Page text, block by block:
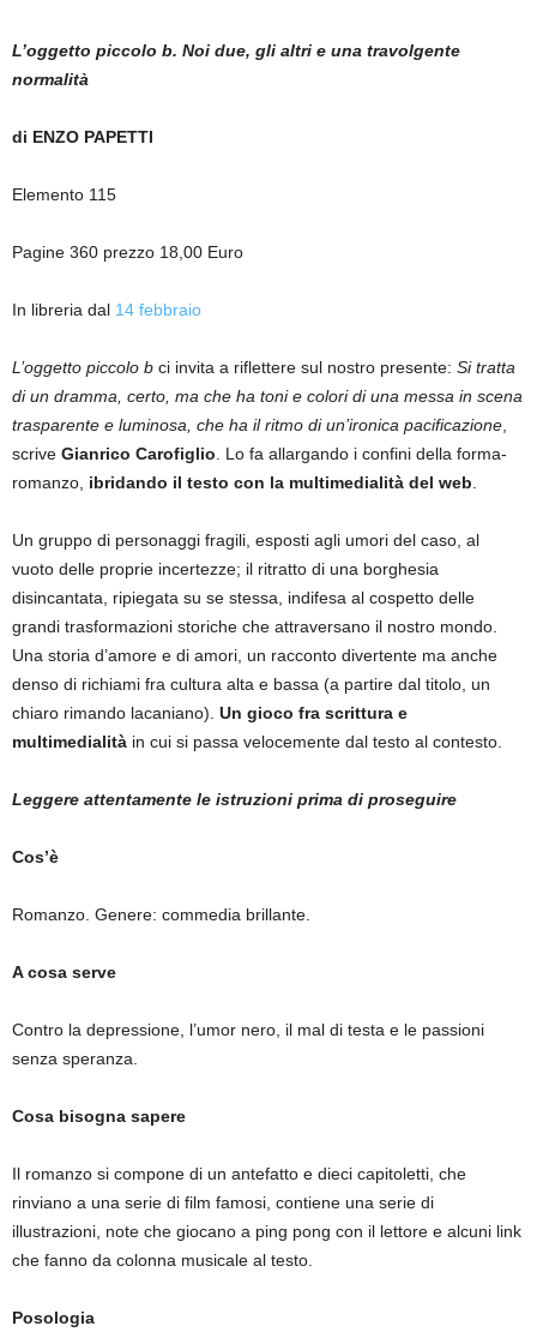
L’oggetto piccolo b. Noi due, gli altri e una travolgente
normalità
di ENZO PAPETTI
Elemento 115
Pagine 360 prezzo 18,00 Euro
In libreria dal 14 febbraio
L’oggetto piccolo b ci invita a riflettere sul nostro presente: Si tratta
di un dramma, certo, ma che ha toni e colori di una messa in scena
trasparente e luminosa, che ha il ritmo di un’ironica pacificazione
scrive Gianrico Carofiglio . Lo fa allargando i confini della forma-
romanzo, ibridando il testo con la multimedialità del web
Un gruppo di personaggi fragili, esposti agli umori del caso, al
vuoto delle proprie incertezze; il ritratto di una borghesia
disincantata, ripiegata su se stessa, indifesa al cospetto delle
grandi trasformazioni storiche che attraversano il nostro mondo.
Una storia d’amore e di amori, un racconto divertente ma anche
denso di richiami fra cultura alta e bassa (a partire dal titolo, un
chiaro rimando lacaniano). Un gioco fra scrittura e
multimedialità in cui si passa velocemente dal testo al contesto.
Leggere attentamente le istruzioni prima di proseguire
Cos’è
Romanzo. Genere: commedia brillante.
A cosa serve
Contro la depressione, l’umor nero, il mal di testa e le passioni
senza speranza.
Cosa bisogna sapere
Il romanzo si compone di un antefatto e dieci capitoletti, che
rinviano a una serie di film famosi, contiene una serie di
illustrazioni, note che giocano a ping pong con il lettore e alcuni link
che fanno da colonna musicale al testo.
Posologia